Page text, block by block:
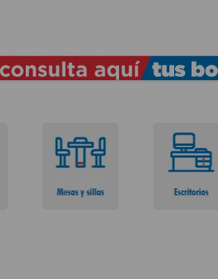
TÉRMINOS MÁS BUSCADOS
.
lamparas
4.
6.